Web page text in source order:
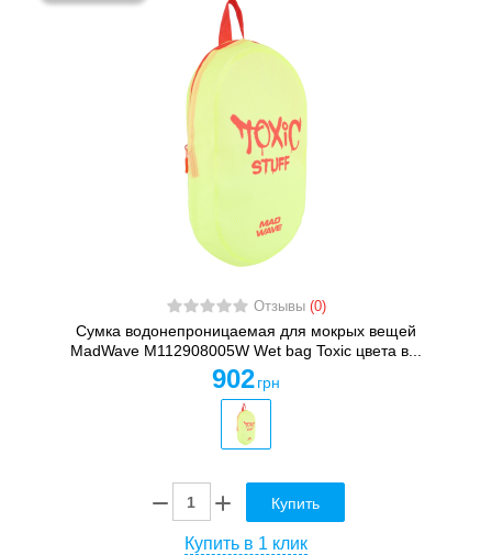
Отзывы (0)
Сумка водонепроницаемая для мокрых вещей
MadWave M112908005W Wet bag Toxic цвета в...
902 грн
Купить
Купить в 1 клик